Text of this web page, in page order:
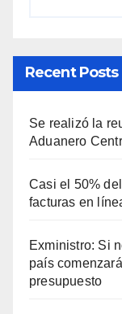
Recent Posts
Se realizó la
Aduanero
Casi el 50%
facturas en
Exministro: Si
país
presupuesto